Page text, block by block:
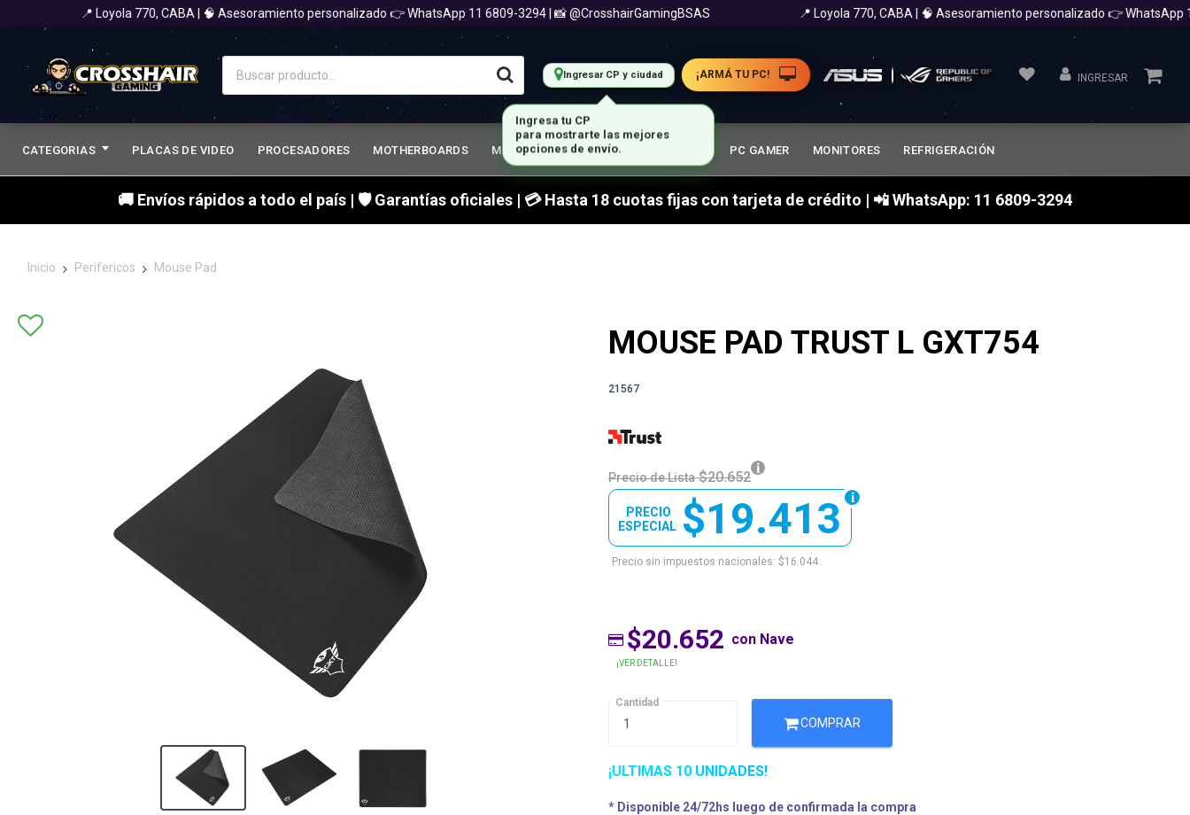
📍 Loyola 770, CABA | 🧠 Asesoramiento personalizado 👉 WhatsApp 11 6809-3294 | 📸 @CrosshairGamingBSAS 📍 Loyola 770, CABA | 🧠 Asesoramiento personalizado 👉 WhatsApp 11
Ingresar CP y ciudad ¡ARMÁ TU PC! INGRESAR
CATEGORIAS PLACAS DE VIDEO PROCESADORES MOTHERBOARDS MEMORIA RAM GABINETES GAMER PC GAMER MONITORES REFRIGERACIÓN
🚚 Envíos rápidos a todo el país | 🛡 Garantías oficiales | 💳 Hasta 18 cuotas fijas con tarjeta de crédito | 📲 WhatsApp: 11 6809-3294
Inicio Perifericos Mouse Pad
MOUSE PAD TRUST L GXT754
21567
Precio de Lista $20.652
$19.413
PRECIO
ESPECIAL
Precio sin impuestos nacionales: $16.044
$20.652 con Nave
¡VER DETALLE!
Cantidad
COMPRAR
¡ULTIMAS 10 UNIDADES!
* Disponible 24/72hs luego de confirmada la compra